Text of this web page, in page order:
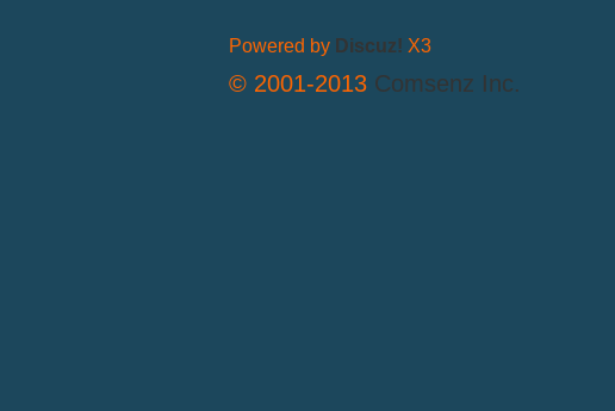
Powered by Discuz! X3
© 2001-2013 Comsenz Inc.